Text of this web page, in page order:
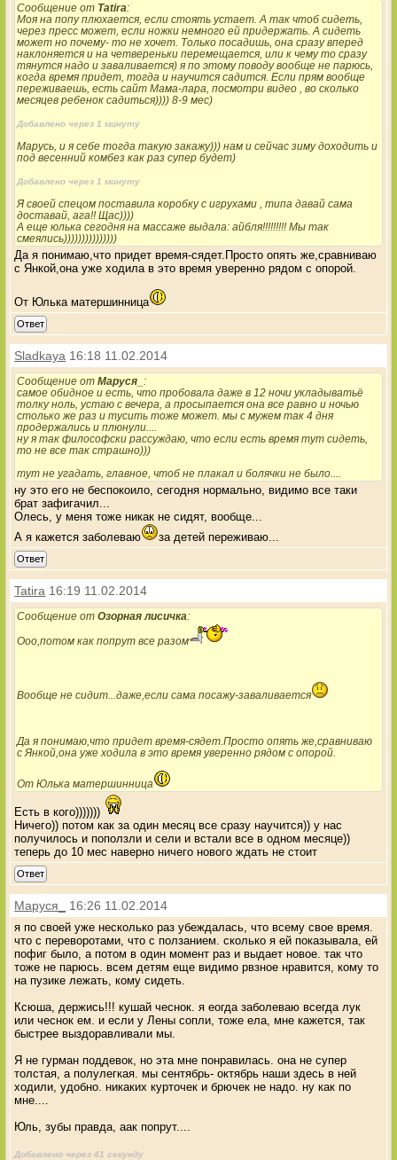
Сообщение от Tatira:
Моя на попу плюхается, если стоять устает. А так чтоб сидеть,
через пресс может, если ножки немного ей придержать. А сидеть
может но почему- то не хочет. Только посадишь, она сразу вперед
наклоняется и на четвереньки перемещается, или к чему то сразу
тянутся надо и заваливается) я по этому поводу вообще не парюсь,
когда время придет, тогда и научится садится. Если прям вообще
переживаешь, есть сайт Мама-лара, посмотри видео , во сколько
месяцев ребенок садиться)))) 8-9 мес)
Добавлено через 1 минуту
Марусь, и я себе тогда такую закажу))) нам и сейчас зиму доходить и
под весенний комбез как раз супер будет)
Добавлено через 1 минуту
Я своей спецом поставила коробку с игрухами , типа давай сама
доставай, ага!! Щас))))
А еще юлька сегодня на массаже выдала: айбля!!!!!!!!! Мы так
смеялись)))))))))))))))
Да я понимаю,что придет время-сядет.Просто опять же,сравниваю
с Янкой,она уже ходила в это время уверенно рядом с опорой.
От Юлька матершинница
Ответ
Sladkaya 16:18 11.02.2014
Сообщение отМаруся_ :
самое обидное и есть, что пробовала даже в 12 ночи укладыватьё
толку ноль, устаю с вечера, а просыпается она все равно и ночью
столько же раз и тусить тоже может. мы с мужем так 4 дня
продержались и плюнули....
ну я так философски рассуждаю, что если есть время тут сидеть,
то не все так страшно)))
тут не угадать, главное, чтоб не плакал и болячки не было....
ну это его не беспокоило, сегодня нормально, видимо все таки
брат зафигачил...
Олесь, у меня тоже никак не сидят, вообще...
А я кажется заболеваю
за детей переживаю...
Ответ
Tatira 16:19 11.02.2014
Сообщение отОзорная лисичка:
Ооо,потом как попрут все разом
Вообще не сидит...даже,если сама посажу-заваливается
Да я понимаю,что придет время-сядет.Просто опять же,сравниваю
с Янкой,она уже ходила в это время уверенно рядом с опорой.
От Юлька матершинница
Есть в кого)))))))
Ничего)) потом как за один месяц все сразу научится)) у нас
получилось и поползли и сели и встали все в одном месяце))
теперь до 10 мес наверно ничего нового ждать не стоит
Ответ
Маруся_ 16:26 11.02.2014
я по своей уже несколько раз убеждалась, что всему свое время.
что с переворотами, что с ползанием. сколько я ей показывала, ей
пофиг было, а потом в один момент раз и выдает новое. так что
тоже не парюсь. всем детям еще видимо рвзное нравится, кому то
на пузике лежать, кому сидеть.
Ксюша, держись!!! кушай чеснок. я еогда заболеваю всегда лук
или чеснок ем. и если у Лены сопли, тоже ела, мне кажется, так
быстрее выздоравливали мы.
Я не гурман поддевок, но эта мне понравилась. она не супер
толстая, а полулегкая. мы сентябрь- октябрь наши здесь в ней
ходили, удобно. никаких курточек и брючек не надо. ну как по
мне....
Юль, зубы правда, аак попрут....
Добавлено через 41 секунду